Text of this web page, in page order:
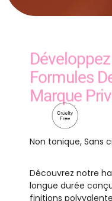
Formules
Marque
Non tonique, Sans
Découvrez notre
longue durée
finitions